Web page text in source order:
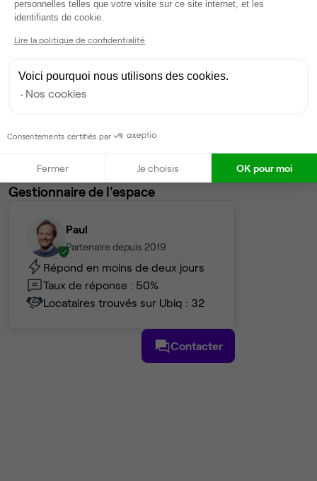
Dispo
Bureau privé
40postes • 260 m²
Voir tout
Gestionnaire de l'espace
Paul
Partenaire depuis 2019
Répond en moins de deux jours
Taux de réponse : 50%
Locataires trouvés sur Ubiq : 32
Contacter
personnelles telles que votre visite sur ce site internet, et les
identifiants de cookie.
Lire la politique de confidentialité
Voici pourquoi nous utilisons des cookies.
Nos cookies
Consentements certifiés par
Fermer Je choisis OK pour moi